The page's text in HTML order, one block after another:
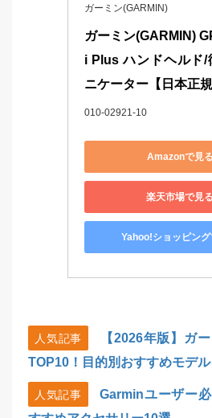
ガーミン(GARMIN)
ガーミン(GARMIN)
i Plus ハンドヘルド/
ニケーター【日本正規
010-02921-10
Amazonで見る
楽天市場で見る
Yahoo!ショッピング
人気記事
【2026年版】ガ
TOP10！目的別おすすめモデル
人気記事
Garminユーザー